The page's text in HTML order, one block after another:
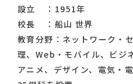
設立 ：1951年
校長 ：船山 世界
教育分野：ネットワーク・
理、Web・モバイル、ビジ
アニメ、デザイン、電気・